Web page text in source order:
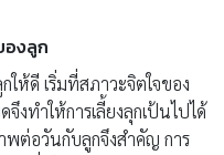
องลูก
ให้ดี เริ่มที่สภาวะจิตใจของ
งทำให้การเลี้ยงลุกเป้นไปได้
พต่อวันกับลูกจึงสำคัญ การ